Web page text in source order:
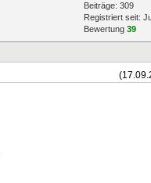
Beiträge: 309
Registriert seit:
Bewertung 39